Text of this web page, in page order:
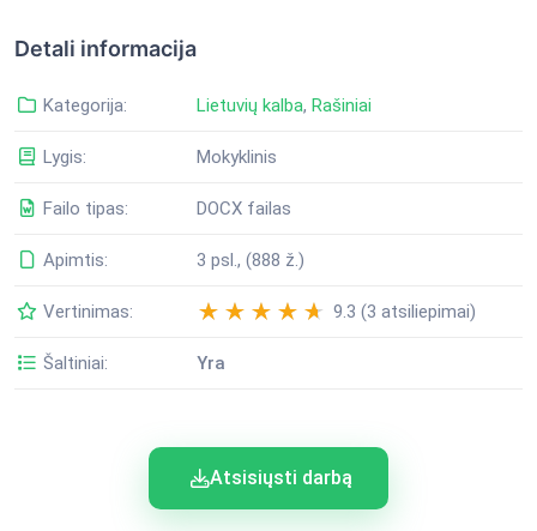
Detali informacija
Kategorija: Lietuvių kalba, Rašiniai
Lygis: Mokyklinis
Failo tipas: DOCX failas
Apimtis: 3 psl., (888 ž.)
Vertinimas: 9.3 (3 atsiliepimai)
Šaltiniai: Yra
Atsisiųsti darbą